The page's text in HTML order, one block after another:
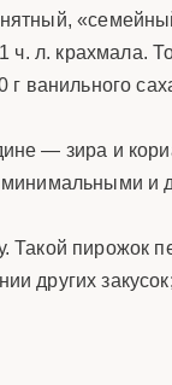
ч. л. крахмала.
г ванильного
— зира и
и
пирожок
других